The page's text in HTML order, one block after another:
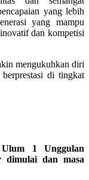
yang lebih
yang mampu
dan kompetisi
mengukuhkan diri
di tingkat
1 Unggulan
dimulai dan masa